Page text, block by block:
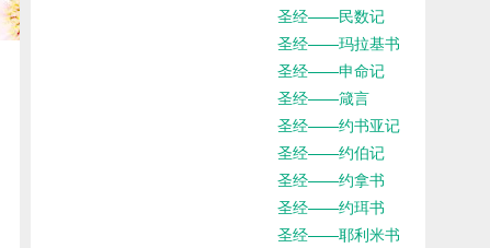
圣经——民数记
圣经——玛拉基书
圣经——申命记
圣经——箴言
圣经——约书亚记
圣经——约伯记
圣经——约拿书
圣经——约珥书
圣经——耶利米书